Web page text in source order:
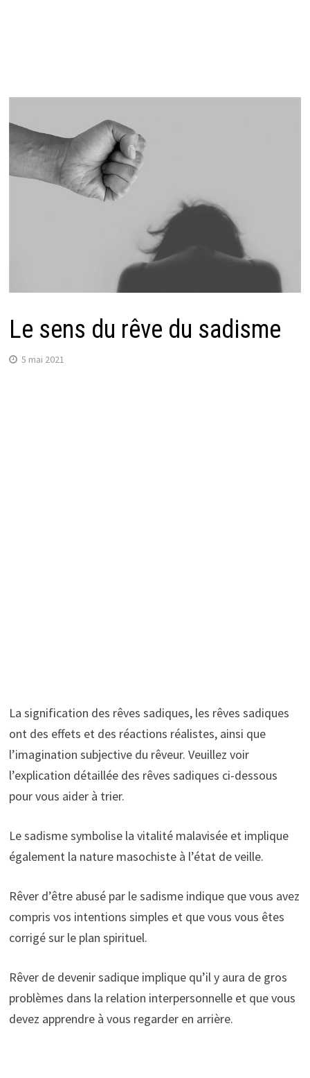
Le sens du rêve du sadisme
5 mai 2021
La signification des rêves sadiques, les rêves sadiques
ont des effets et des réactions réalistes, ainsi que
l’imagination subjective du rêveur. Veuillez voir
l’explication détaillée des rêves sadiques ci-dessous
pour vous aider à trier.
Le sadisme symbolise la vitalité malavisée et implique
également la nature masochiste à l’état de veille.
Rêver d’être abusé par le sadisme indique que vous avez
compris vos intentions simples et que vous vous êtes
corrigé sur le plan spirituel.
Rêver de devenir sadique implique qu’il y aura de gros
problèmes dans la relation interpersonnelle et que vous
devez apprendre à vous regarder en arrière.